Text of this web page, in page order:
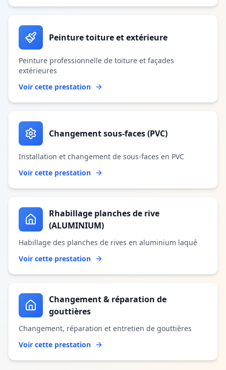
Peinture toiture et extérieure
Peinture professionnelle de toiture et façades
extérieures
Voir cette prestation
Changement sous-faces (PVC)
Installation et changement de sous-faces en PVC
Voir cette prestation
Rhabillage planches de rive
(ALUMINIUM)
Habillage des planches de rives en aluminium laqué
Voir cette prestation
Changement & réparation de
gouttières
Changement, réparation et entretien de gouttières
Voir cette prestation